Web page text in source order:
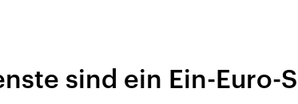
Nahostkonflikt
Iran
sind ein Ein-Euro-